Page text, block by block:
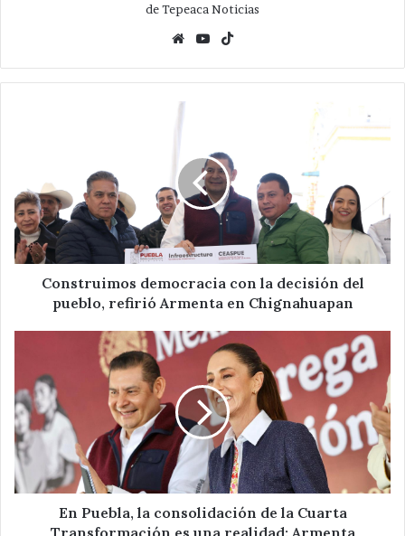
de Tepeaca Noticias
WebsiteYouTube
decisión
del
pueblo,
refirió
Armenta
Chignahuapan
Construimos democracia con la decisión del
pueblo, refirió Armenta en Chignahuapan
consolidación
de
la
Cuarta
Transformación
es
realidad:
En Puebla, la consolidación de la Cuarta
Transformación es una realidad: Armenta